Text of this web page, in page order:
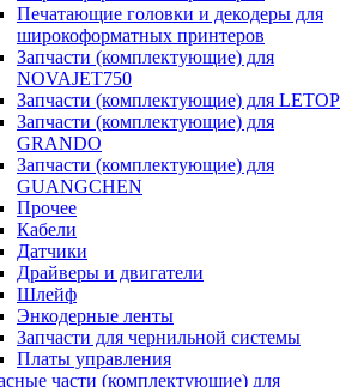
Печатающие головки и декодеры для
широкоформатных принтеров
Запчасти (комплектующие) для
NOVAJET750
Запчасти (комплектующие) для LETOP
Запчасти (комплектующие) для
GRANDO
Запчасти (комплектующие) для
GUANGCHEN
Прочее
Кабели
Датчики
Драйверы и двигатели
Шлейф
Энкодерные ленты
Запчасти для чернильной системы
Платы управления
части (комплектующие) для